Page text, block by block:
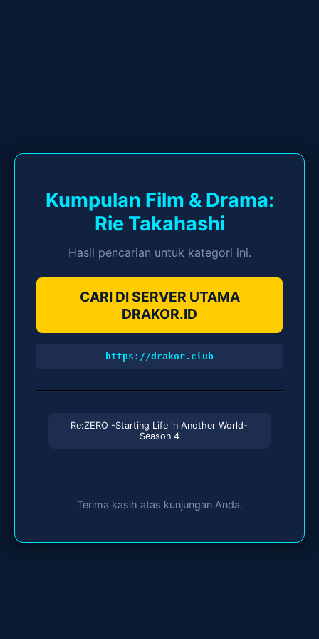
Kumpulan Film & Drama:
Rie Takahashi
Hasil pencarian untuk kategori ini.
CARI DI SERVER UTAMA
DRAKOR.ID
https://drakor.club
Re:ZERO -Starting Life in Another World-
Season 4
Terima kasih atas kunjungan Anda.